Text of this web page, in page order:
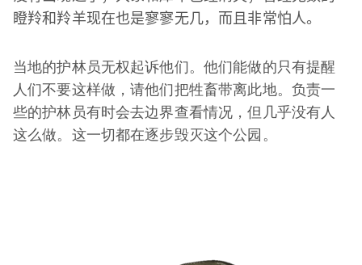
瞪羚和羚羊现在也是寥寥无几，而且非常怕人。
当地的护林员无权起诉他们。他们能做的只有提醒
人们不要这样做，请他们把牲畜带离此地。负责一
些的护林员有时会去边界查看情况，但几乎没有人
这么做。这一切都在逐步毁灭这个公园。